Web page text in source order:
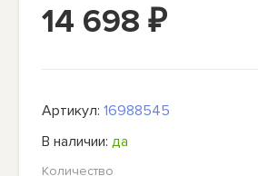
14 698₽
Артикул:16988545
В наличии:да
Количество